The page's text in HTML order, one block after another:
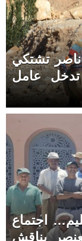
ناصر تشتكي
عامل
اجتماع
يناقش